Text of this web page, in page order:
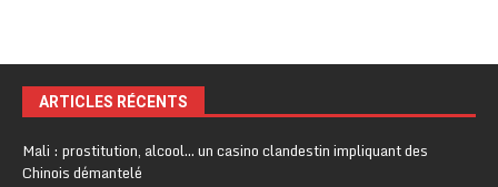
ARTICLES RÉCENTS
Mali : prostitution, alcool… un casino clandestin impliquant des
Chinois démantelé